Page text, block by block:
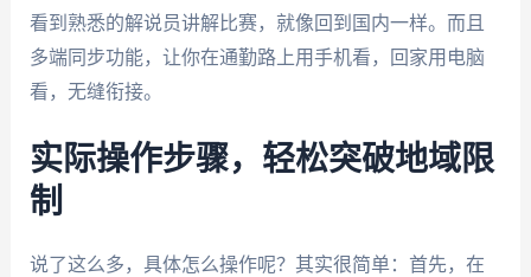
看到熟悉的解说员讲解比赛，就像回到国内一样。而且
多端同步功能，让你在通勤路上用手机看，回家用电脑
看，无缝衔接。
实际操作步骤，轻松突破地域限
制
说了这么多，具体怎么操作呢？其实很简单：首先，在